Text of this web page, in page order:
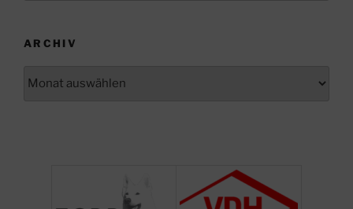
ARCHIV